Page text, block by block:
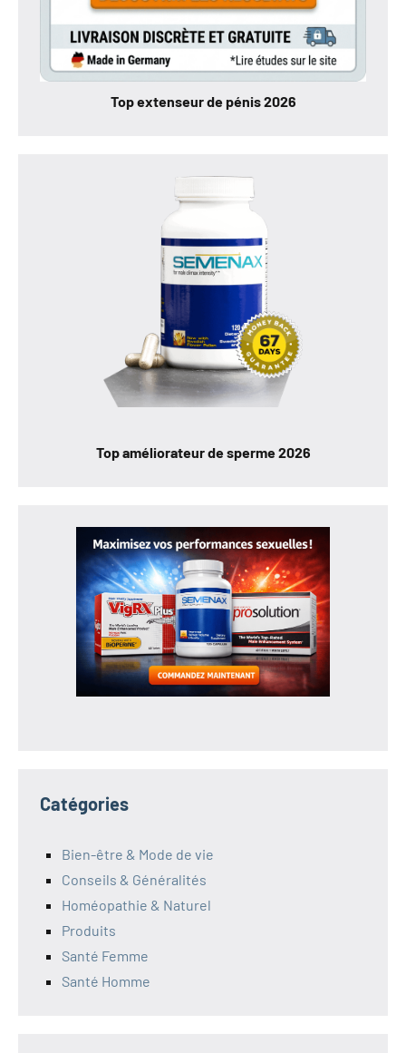
Top extenseur de pénis 2026
Top améliorateur de sperme 2026
Catégories
Bien-être & Mode de vie
Conseils & Généralités
Homéopathie & Naturel
Produits
Santé Femme
Santé Homme